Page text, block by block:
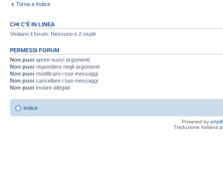
Torna a Indice
CHI C’È IN LINEA
Visitano il forum: Nessuno e 2 ospiti
PERMESSI FORUM
Non puoi aprire nuovi argomenti
Non puoi rispondere negli argomenti
Non puoi modificare i tuoi messaggi
Non puoi cancellare i tuoi messaggi
Non puoi inviare allegati
Indice
Powered by
Traduzione Italiana